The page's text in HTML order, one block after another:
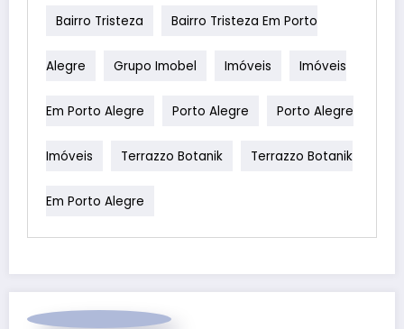
Bairro Tristeza Bairro Tristeza Em Porto
Alegre Grupo Imobel Imóveis Imóveis
Em Porto Alegre Porto Alegre Porto Alegre
Imóveis Terrazzo Botanik Terrazzo Botanik
Em Porto Alegre